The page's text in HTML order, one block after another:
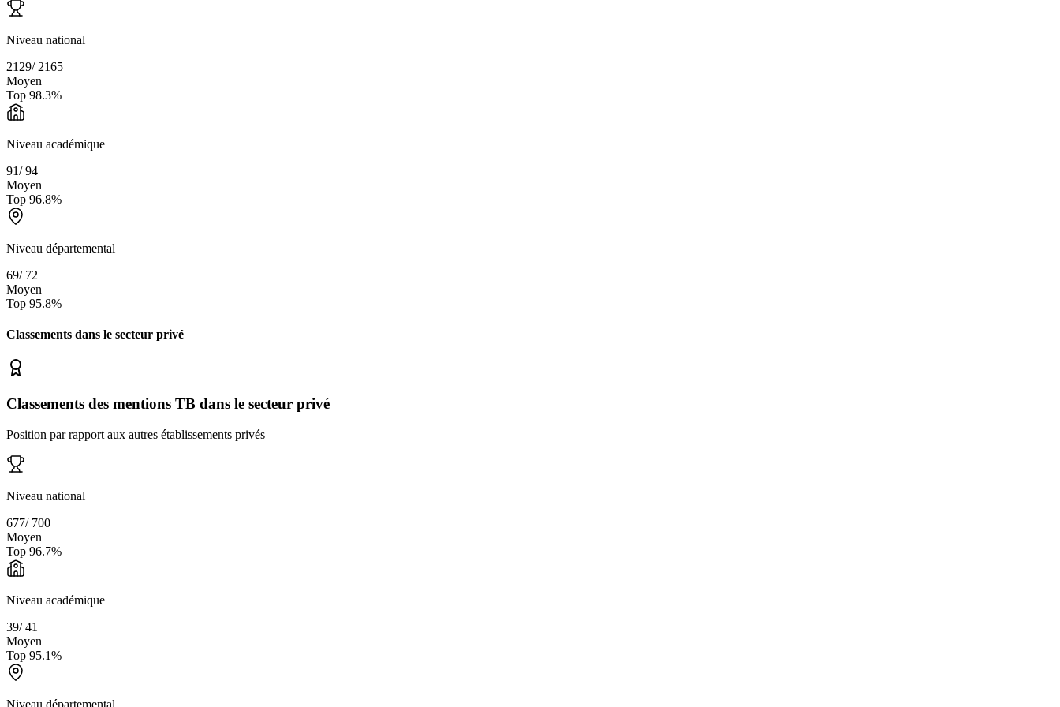
Niveau national
2129/ 2165
Moyen
Top 98.3%
Niveau académique
91/94
Moyen
Top 96.8%
Niveau départemental
69/ 72
Moyen
Top 95.8%
Classements dans le secteur privé
Classements des mentions TB dans le secteur privé
Position par rapport aux autres établissements privés
Niveau national
677/ 700
Moyen
Top 96.7%
Niveau académique
39/41
Moyen
Top 95.1%
Niveau départemental